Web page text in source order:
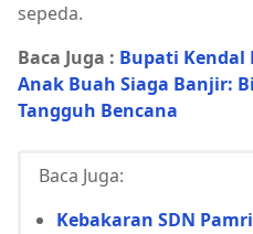
sepeda.
Baca Juga : Bupati
Anak Buah Siaga Banjir:
Tangguh Bencana
Baca Juga:
Kebakaran SDN